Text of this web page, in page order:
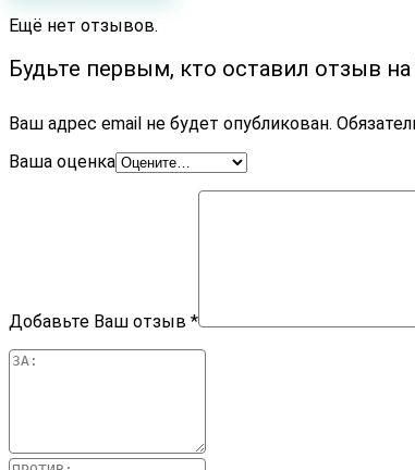
Ещё нет отзывов.
Будьте первым, кто оставил отзыв
Ваш адрес email не будет опубликован.
Ваша оценка
Добавьте Ваш отзыв *